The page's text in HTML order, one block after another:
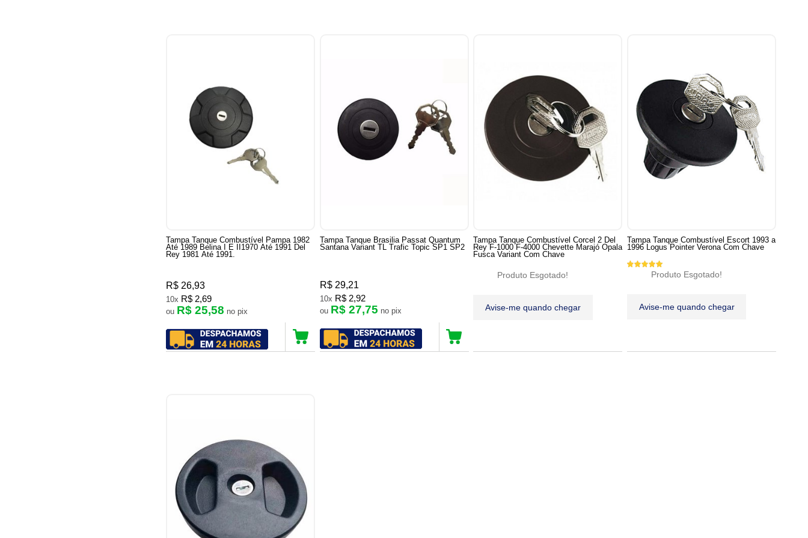
Tampa Tanque Combustível Pampa 1982
Até 1989 Belina I E II1970 Até 1991 Del
Rey 1981 Até 1991.
R$ 26,93
10x R$ 2,69
ou R$ 25,58 no pix
Tampa Tanque Brasilia Passat Quantum
Santana Variant TL Trafic Topic SP1 SP2
R$ 29,21
10x R$ 2,92
ou R$ 27,75 no pix
Tampa Tanque Combustível Corcel 2 Del
Rey F-1000 F-4000 Chevette Marajó Opala
Fusca Variant Com Chave
Produto Esgotado!
Avise-me quando chegar
Tampa Tanque Combustível Escort 1993 a
1996 Logus Pointer Verona Com Chave
Produto Esgotado!
Avise-me quando chegar